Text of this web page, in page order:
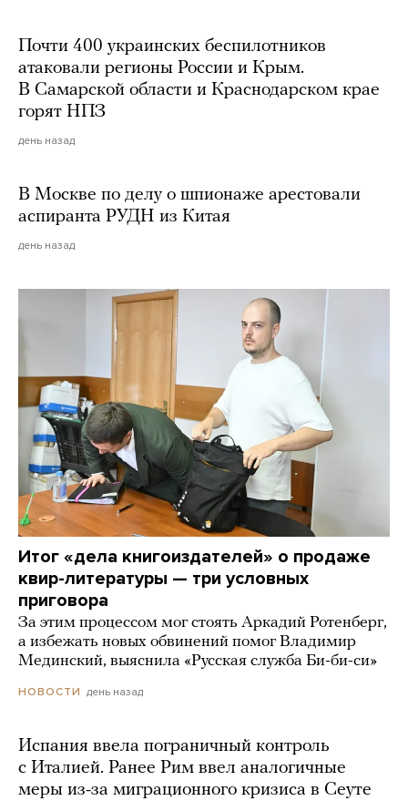
Почти 400 украинских беспилотников
атаковали регионы России и Крым.
В Самарской области и Краснодарском крае
горят НПЗ
день назад
В Москве по делу о шпионаже арестовали
аспиранта РУДН из Китая
день назад
Итог «дела книгоиздателей» о продаже
квир-литературы — три условных
приговора
За этим процессом мог стоять Аркадий Ротенберг,
а избежать новых обвинений помог Владимир
Мединский, выяснила «Русская служба Би-би-си»
НОВОСТИ день назад
Испания ввела пограничный контроль
с Италией. Ранее Рим ввел аналогичные
меры из-за миграционного кризиса в Сеуте